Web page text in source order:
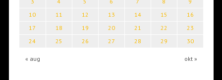
« aug okt »
10
11 12 13 14 15
16
17
18 19 20 21 22
23
24
25 26 27 28 29 30